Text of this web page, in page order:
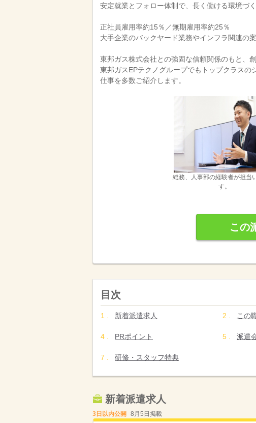
安定就業とフォロー体制で、長く働ける環境づ
正社員雇用率約15％／無期雇用率約25％
大手企業のバックヤード業務やインフラ関連の
東邦ガス株式会社との強固な信頼関係のもと、
東邦ガスEPテクノグループでもトップクラス
仕事を多数ご紹介します。
総務、人事部の経験者が担当
す。
この
目次
新着派遣求人 この
PRポイント 派遣
研修・スタッフ特典
新着派遣求人
3日以内公開 8月5日掲載